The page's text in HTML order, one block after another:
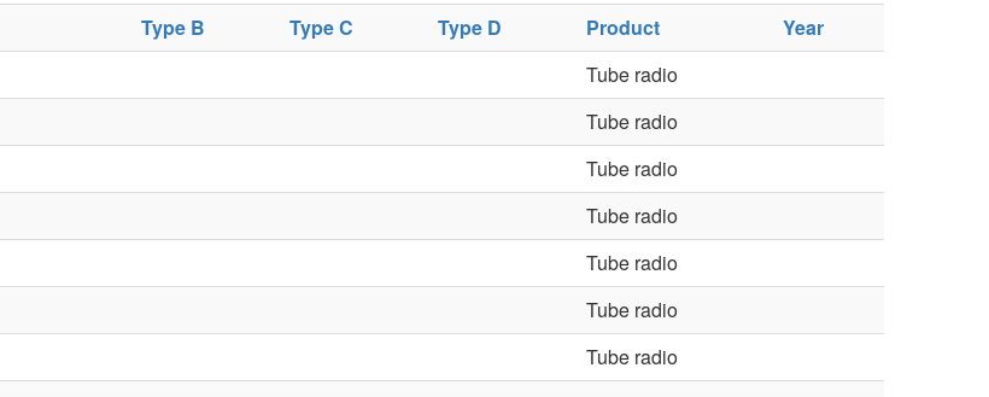
Type B Type C Type D Product
Year
Tube radio
Tube radio
Tube radio
Tube radio
Tube radio
Tube radio
Tube radio